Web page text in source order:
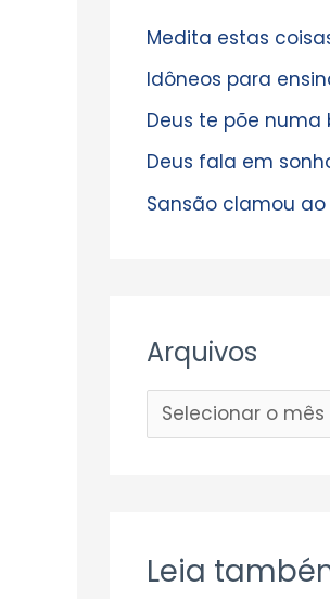
Medita estas
Idôneos para
Deus te põe numa
Deus fala em
Sansão clamou ao
Arquivos
Leia